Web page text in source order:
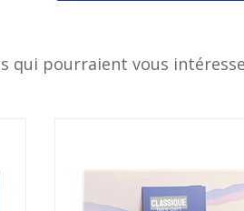
qui pourraient vous